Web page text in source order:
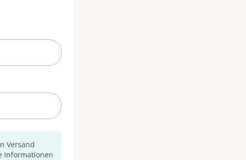
Versand
Informationen